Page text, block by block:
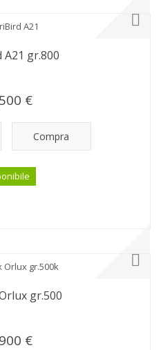
gr.800
€
Compra
gr.500
€